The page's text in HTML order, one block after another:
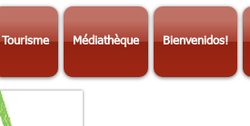
Tourisme Médiathèque Bienvenidos!